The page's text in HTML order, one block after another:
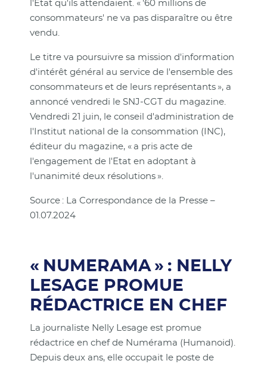
l'Etat qu'ils attendaient. « '60 millions de
consommateurs' ne va pas disparaître ou être
vendu.
Le titre va poursuivre sa mission d'information
d'intérêt général au service de l'ensemble des
consommateurs et de leurs représentants », a
annoncé vendredi le SNJ-CGT du magazine.
Vendredi 21 juin, le conseil d'administration de
l'Institut national de la consommation (INC),
éditeur du magazine, « a pris acte de
l'engagement de l'Etat en adoptant à
l'unanimité deux résolutions ».
Source : La Correspondance de la Presse –
01.07.2024
« NUMERAMA » : NELLY
LESAGE PROMUE
RÉDACTRICE EN CHEF
La journaliste Nelly Lesage est promue
rédactrice en chef de Numérama (Humanoid).
Depuis deux ans, elle occupait le poste de